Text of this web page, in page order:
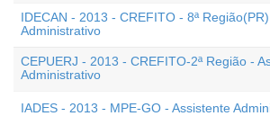
IDECAN - 2013 - CREFITO - 8ª
Administrativo
CEPUERJ - 2013 - CREFITO-2ª Região -
Administrativo
IADES - 2013 - MPE-GO - Assistente